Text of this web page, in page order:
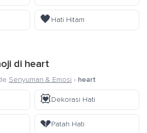
🖤Hati Hitam
di heart
Senyuman & Emosi › heart
💟Dekorasi Hati
💔Patah Hati